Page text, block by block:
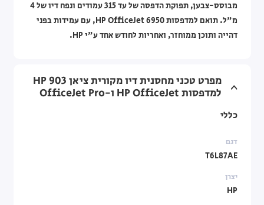
מבוסס-צבען, תפוקת הדפסה של עד 315 עמודים ונפח דיו של 4
מ"ל. תואם למדפסות HP OfficeJet 6950, עם עמידות בפני
דהייה ותוכן ממוחזר, ואחריות לחודש אחד ע"י HP.
מפרט טכני מחסנית דיו מקורית ציאן HP 903
למדפסות HP OfficeJet ו-OfficeJet Pro
כללי
דגם
T6L87AE
יצרן
HP